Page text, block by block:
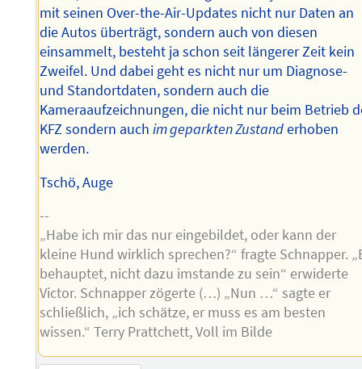
mit seinen Over-the-Air-Updates nicht nur Daten an
die Autos überträgt, sondern auch von diesen
einsammelt, besteht ja schon seit längerer Zeit kein
Zweifel. Und dabei geht es nicht nur um Diagnose-
und Standortdaten, sondern auch die
Kameraaufzeichnungen, die nicht nur beim Betrieb
KFZ sondern auchim geparkten Zustanderhoben
werden.
Tschö, Auge
--
„Habe ich mir das nur eingebildet, oder kann der
kleine Hund wirklich sprechen?“ fragte Schnapper.
behauptet, nicht dazu imstande zu sein“ erwiderte
Victor. Schnapper zögerte (…) „Nun …“ sagte er
schließlich, „ich schätze, er muss es am besten
wissen.“ Terry Prattchett, Voll im Bilde